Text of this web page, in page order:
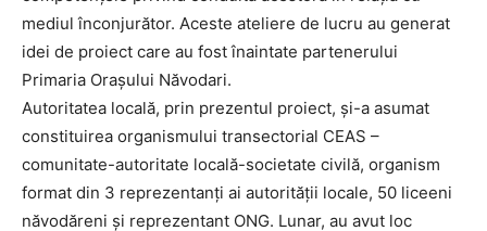
mediul înconjurător. Aceste ateliere de lucru au generat
idei de proiect care au fost înaintate partenerului
Primaria Orașului Năvodari.
Autoritatea locală, prin prezentul proiect, și-a asumat
constituirea organismului transectorial CEAS –
comunitate-autoritate locală-societate civilă, organism
format din 3 reprezentanți ai autorității locale, 50 liceeni
năvodăreni și reprezentant ONG. Lunar, au avut loc